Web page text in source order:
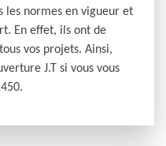
les normes en vigueur et
En effet, ils ont de
vos projets. Ainsi,
J.T si vous vous